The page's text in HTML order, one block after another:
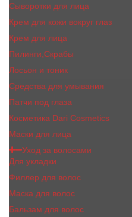
Сыворотки для лица
Крем для кожи вокруг глаз
Крем для лица
Пилинги,Скрабы
Лосьон и тоник
Средства для умывания
Патчи под глаза
Косметика Dari Cosmetics
Маски для лица
Уход за волосами
Для укладки
Филлер для волос
Маска для волос
Бальзам для волос